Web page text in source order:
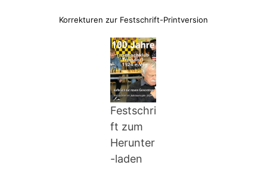
Korrekturen zur Festschrift-Printversion
Festschri
ft zum
Herunter
-laden